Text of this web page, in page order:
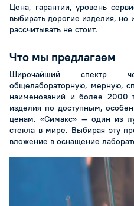
Цена, гарантии, уровень
выбирать дорогие изделия, но
рассчитывать не стоит.
Что мы предлагаем
Широчайший спектр
общелабораторную, мерную,
наименований и более 2000
изделия по доступным,
ценам. «Симакс» — один из
стекла в мире. Выбирая эту
вложение в оснащение